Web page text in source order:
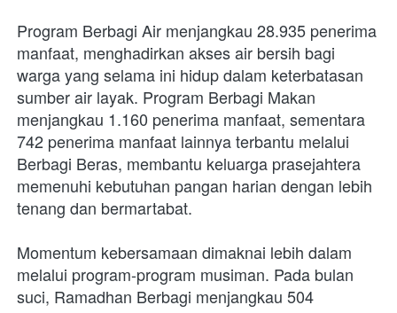
Program Berbagi Air menjangkau 28.935 penerima
manfaat, menghadirkan akses air bersih bagi
warga yang selama ini hidup dalam keterbatasan
sumber air layak. Program Berbagi Makan
menjangkau 1.160 penerima manfaat, sementara
742 penerima manfaat lainnya terbantu melalui
Berbagi Beras, membantu keluarga prasejahtera
memenuhi kebutuhan pangan harian dengan lebih
tenang dan bermartabat.
Momentum kebersamaan dimaknai lebih dalam
melalui program-program musiman. Pada bulan
suci, Ramadhan Berbagi menjangkau 504